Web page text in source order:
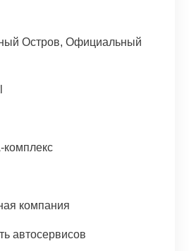
Остров, Официальный
комплекс
компания
автосервисов